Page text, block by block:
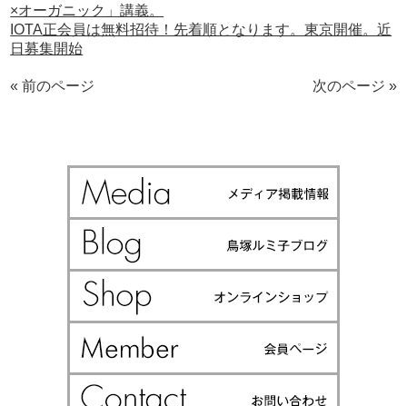
×オーガニック」講義。
IOTA正会員は無料招待！先着順となります。東京開催。近
日募集開始
« 前のページ 次のページ »